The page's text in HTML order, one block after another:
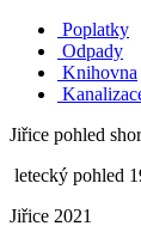
Poplatky
Odpady
Knihovna
Jiřice pohled
letecký pohled
Jiřice 2021